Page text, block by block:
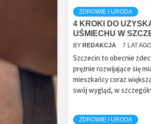
ZDROWIE I URODA
4 KROKI DO
UŚMIECHU W
BY REDAKCJA 7 LAT AGO
Szczecin to obecnie
prężnie rozwijające się
mieszkańcy coraz
swój wygląd, w
ZDROWIE I URODA